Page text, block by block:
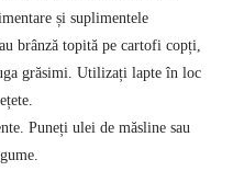
și suplimentele
brânză topită pe cartofi copți,
grăsimi. Utilizați lapte în loc
Puneți ulei de măsline sau